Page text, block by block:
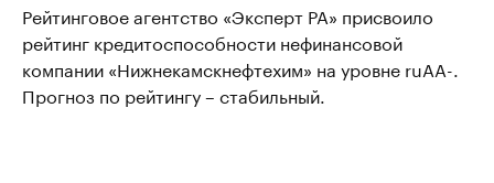
Рейтинговое агентство «Эксперт РА» присвоило
рейтинг кредитоспособности нефинансовой
компании «Нижнекамскнефтехим» на уровне ruAА-.
Прогноз по рейтингу – стабильный.